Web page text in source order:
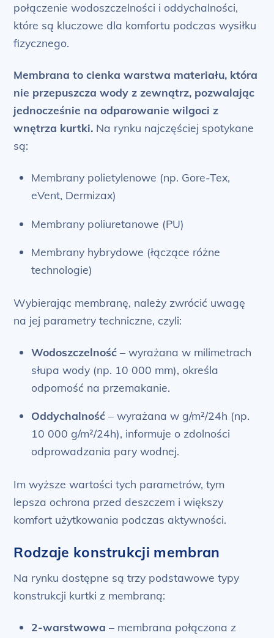
połączenie wodoszczelności i oddychalności,
które są kluczowe dla komfortu podczas wysiłku
fizycznego.
Membrana to cienka warstwa materiału, która
nie przepuszcza wody z zewnątrz, pozwalając
jednocześnie na odparowanie wilgoci z
wnętrza kurtki. Na rynku najczęściej spotykane
są:
Membrany polietylenowe (np. Gore-Tex,
eVent, Dermizax)
Membrany poliuretanowe (PU)
Membrany hybrydowe (łączące różne
technologie)
Wybierając membranę, należy zwrócić uwagę
na jej parametry techniczne, czyli:
Wodoszczelność– wyrażana w milimetrach
słupa wody (np. 10 000 mm), określa
odporność na przemakanie.
Oddychalność– wyrażana w g/m²/24h (np.
10 000 g/m²/24h), informuje o zdolności
odprowadzania pary wodnej.
Im wyższe wartości tych parametrów, tym
lepsza ochrona przed deszczem i większy
komfort użytkowania podczas aktywności.
Rodzaje konstrukcji membran
Na rynku dostępne są trzy podstawowe typy
konstrukcji kurtki z membraną:
2-warstwowa – membrana połączona z